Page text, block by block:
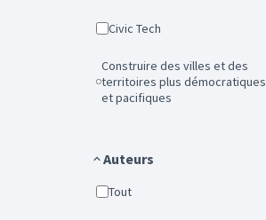
Civic Tech
Construire des villes et des
territoires plus démocratiques
et pacifiques
Auteurs
Tout